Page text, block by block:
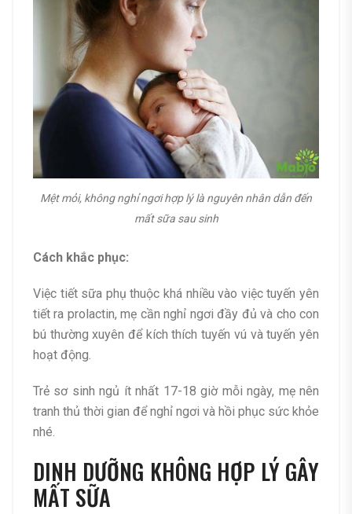
Mệt mỏi, không nghỉ ngơi hợp lý là nguyên nhân dẫn đến
mất sữa sau sinh
Cách khắc phục:
Việc tiết sữa phụ thuộc khá nhiều vào việc tuyến yên
tiết ra prolactin, mẹ cần nghỉ ngơi đầy đủ và cho con
bú thường xuyên để kích thích tuyến vú và tuyến yên
hoạt động.
Trẻ sơ sinh ngủ ít nhất 17-18 giờ mỗi ngày, mẹ nên
tranh thủ thời gian để nghỉ ngơi và hồi phục sức khỏe
nhé.
DINH DƯỠNG KHÔNG HỢP LÝ GÂY
MẤT SỮA